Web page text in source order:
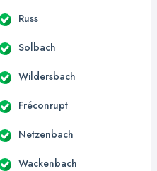
Russ
Solbach
Wildersbach
Fréconrupt
Netzenbach
Wackenbach